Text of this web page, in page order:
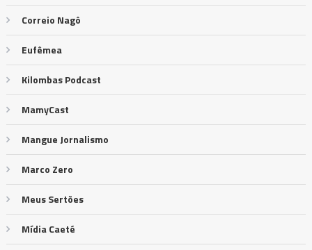
Correio Nagô
Eufêmea
Kilombas Podcast
MamyCast
Mangue Jornalismo
Marco Zero
Meus Sertões
Mídia Caeté